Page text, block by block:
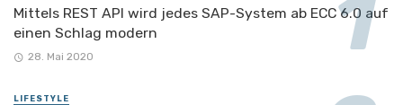
Mittels REST API wird jedes SAP-System ab ECC 6.0 auf
einen Schlag modern
28. Mai 2020
LIFESTYLE